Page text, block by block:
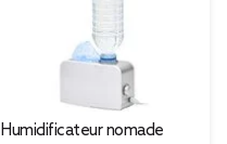
Humidificateur nomade